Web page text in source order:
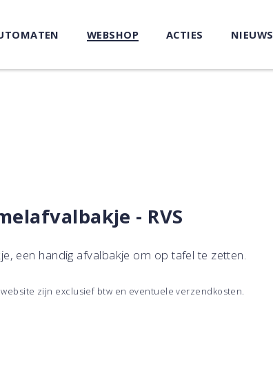
WEBSHOP ACTIES NIEUWS
- RVS
een handig afvalbakje om op tafel te zetten.
zijn exclusief btw en eventuele verzendkosten.